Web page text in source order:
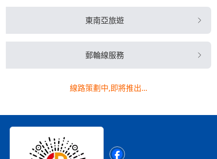
東南亞旅遊
郵輪線服務
線路策劃中,即將推出...